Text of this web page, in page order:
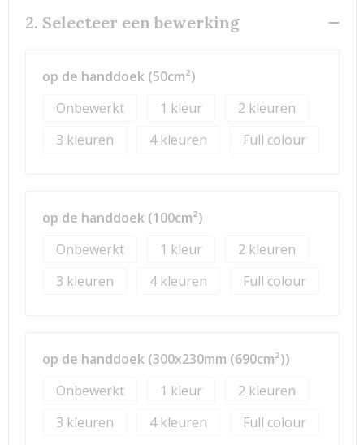
2. Selecteer een bewerking
op de handdoek (50cm²)
Onbewerkt
1
2
3
4 Full colour
op de handdoek (100cm²)
Onbewerkt
1
2
3
4 Full colour
op de handdoek (300x230mm (690cm²))
Onbewerkt
1
2
3
4 Full colour